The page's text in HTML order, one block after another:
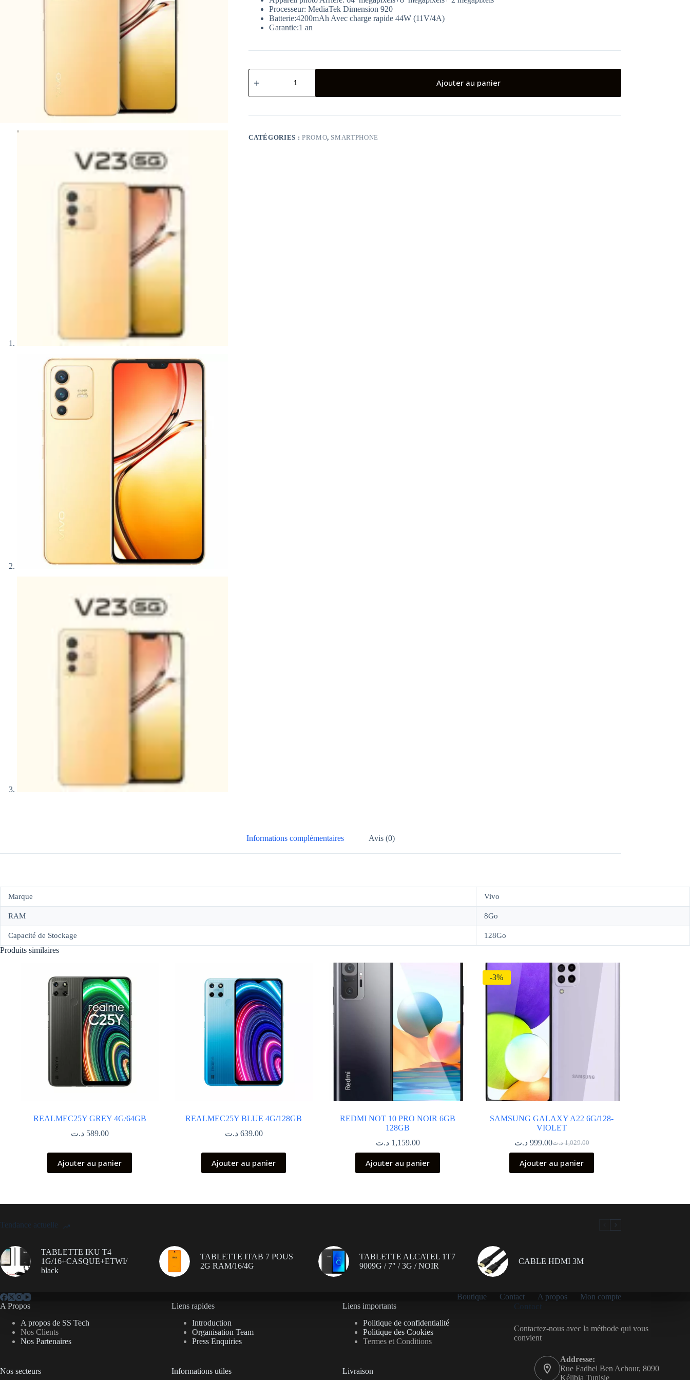
Processeur: MediaTek Dimension 920
Batterie:4200mAh Avec charge rapide 44W (11V/4A)
Garantie:1 an
quantité
de
Vivo
5G
Ajouter au panier
CATÉGORIES : PROMO, SMARTPHONE
Informations complémentaires Avis (0)
Marque Vivo
RAM 8Go
Capacité de Stockage 128Go
Produits similaires
REALMEC25Y GREY 4G/64GB
589.00 د.ت
Ajouter au panier
REALMEC25Y BLUE 4G/128GB
639.00 د.ت
Ajouter au panier
REDMI NOT 10 PRO NOIR 6GB
128GB
1,159.00 د.ت
Ajouter au panier
-3%
SAMSUNG GALAXY A22 6G/128-
VIOLET
1,029.00 د.ت
Le
prix
initial
était :
999.00 د.ت
Le
prix
actuel
est :
Ajouter au panier
Tendance actuelle
TABLETTE IKU T4
1G/16+CASQUE+ETWI/
black
TABLETTE ITAB 7 POUS
2G RAM/16/4G
TABLETTE ALCATEL 1T7
9009G / 7″ / 3G / NOIR
CABLE HDMI 3M
Boutique Contact A propos
Mon compte
A Propos
A propos de SS Tech
Nos Clients
Nos Partenaires
Nos secteurs
Liens rapides
Introduction
Organisation Team
Press Enquiries
Informations utiles
Liens importants
Politique de confidentialité
Politique des Cookies
Termes et Conditions
Livraison
Contact
Contactez-nous avec la méthode qui vous
convient
Addresse:
Rue Fadhel Ben Achour, 8090
Kélibia Tunisie